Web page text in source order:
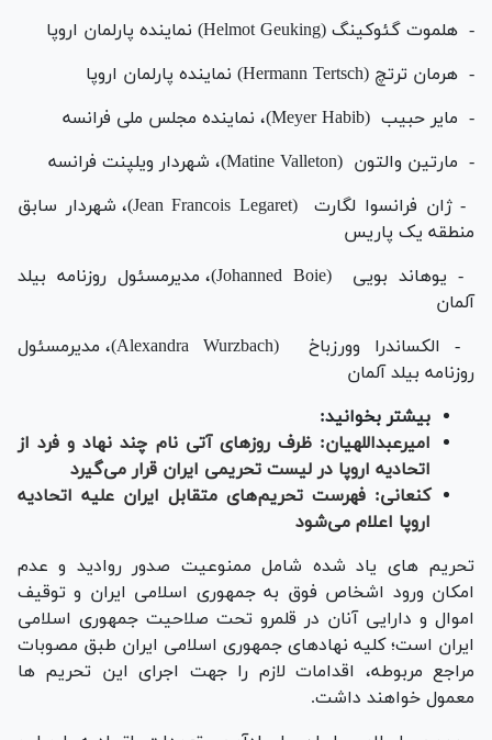
- هلموت گئوکینگ (Helmot Geuking) نماینده پارلمان اروپا
- هرمان ترتچ (Hermann Tertsch) نماینده پارلمان اروپا
- مایر حبیب (Meyer Habib)، نماینده مجلس ملی فرانسه
- مارتین والتون (Matine Valleton)، شهردار ویلپنت فرانسه
- ژان فرانسوا لگارت (Jean Francois Legaret)، شهردار سابق
منطقه یک پاریس
- یوهاند بویی (Johanned Boie)، مدیرمسئول روزنامه بیلد
آلمان
- الکساندرا وورزباخ (Alexandra Wurzbach)، مدیرمسئول
روزنامه بیلد آلمان
بیشتر بخوانید:
امیرعبداللهیان: ظرف روزهای آتی نام چند نهاد و فرد از
اتحادیه اروپا در لیست تحریمی ایران قرار می‌گیرد
کنعانی: فهرست تحریم‌های متقابل ایران علیه اتحادیه
اروپا اعلام می‌شود
تحريم های یاد شده شامل ممنوعیت صدور رواديد و عدم
امكان ورود اشخاص فوق به جمهوری اسلامی ايران و توقيف
اموال و دارايی آنان در قلمرو تحت صلاحيت جمهوری اسلامی
ايران است؛ كليه نهادهای جمهوری اسلامی ایران طبق مصوبات
مراجع مربوطه، اقدامات لازم را جهت اجرای اين تحريم ها
معمول خواهند داشت.